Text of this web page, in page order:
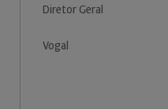
Diretor Geral
Vogal